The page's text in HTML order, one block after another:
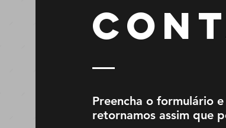
Preencha o formulário
retornamos assim que